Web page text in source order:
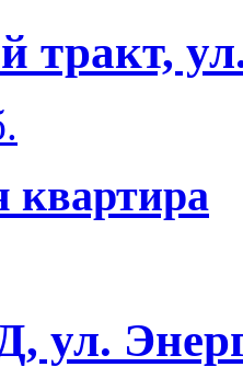
тракт,
квартира
ул.